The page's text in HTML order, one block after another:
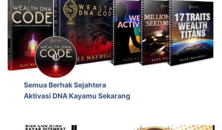
Semua Berhak Sejahtera
Aktivasi DNA Kayamu Sekarang